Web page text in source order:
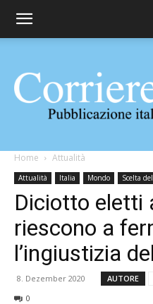
Home Attualità
Attualità Italia Mondo Scelta
Diciotto eletti
riescono a
l’ingiustizia
8. Dezember 2020 AUTORE
0